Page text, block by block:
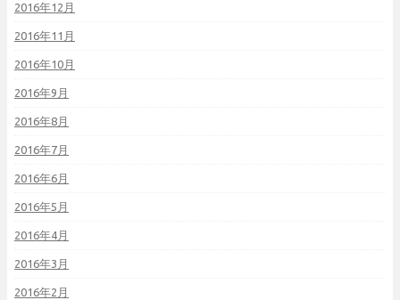
2016年12月
2016年11月
2016年10月
2016年9月
2016年8月
2016年7月
2016年6月
2016年5月
2016年4月
2016年3月
2016年2月